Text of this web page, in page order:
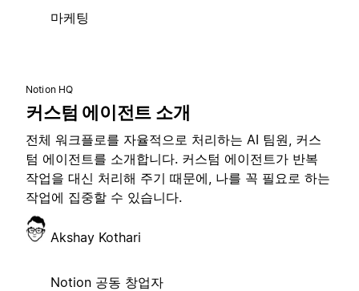
마케팅
Notion HQ
커스텀 에이전트 소개
전체 워크플로를 자율적으로 처리하는 AI 팀원, 커스
텀 에이전트를 소개합니다. 커스텀 에이전트가 반복
작업을 대신 처리해 주기 때문에, 나를 꼭 필요로 하는
작업에 집중할 수 있습니다.
Akshay Kothari
Notion 공동 창업자